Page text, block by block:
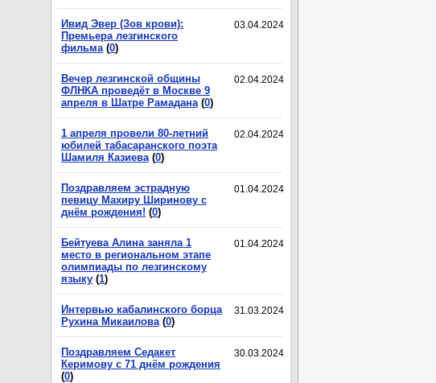
03.04.2024
Ивид Эвер (Зов крови):
Премьера лезгинского
фильма (0)
02.04.2024
Вечер лезгинской общины
ФЛНКА проведёт в Москве 9
апреля в Шатре Рамадана (0)
02.04.2024
1 апреля провели 80-летний
юбилей табасаранского поэта
Шамиля Казиева (0)
01.04.2024
Поздравляем эстрадную
певицу Махиру Ширинову с
днём рождения! (0)
01.04.2024
Бейтуева Алина заняла 1
место в региональном этапе
олимпиады по лезгинскому
языку (1)
31.03.2024
Интервью кабалинского борца
Рухина Микаилова (0)
30.03.2024
Поздравляем Седакет
Керимову с 71 днём рождения
(0)